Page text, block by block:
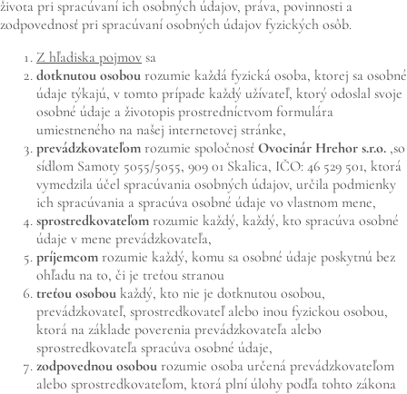
života pri spracúvaní ich osobných údajov, práva, povinnosti a
zodpovednosť pri spracúvaní osobných údajov fyzických osôb.
Z hľadiska pojmov sa
dotknutou osobou rozumie každá fyzická osoba, ktorej sa osobné
údaje týkajú, v tomto prípade každý užívateľ, ktorý odoslal svoje
osobné údaje a životopis prostredníctvom formulára
umiestneného na našej internetovej stránke,
prevádzkovateľom rozumie spoločnosť Ovocinár Hrehor s.r.o. ,so
sídlom Samoty 5055/5055, 909 01 Skalica, IČO: 46 529 501, ktorá
vymedzila účel spracúvania osobných údajov, určila podmienky
ich spracúvania a spracúva osobné údaje vo vlastnom mene,
sprostredkovateľom rozumie každý, každý, kto spracúva osobné
údaje v mene prevádzkovateľa,
príjemcom rozumie každý, komu sa osobné údaje poskytnú bez
ohľadu na to, či je treťou stranou
treťou osobou každý, kto nie je dotknutou osobou,
prevádzkovateľ, sprostredkovateľ alebo inou fyzickou osobou,
ktorá na základe poverenia prevádzkovateľa alebo
sprostredkovateľa spracúva osobné údaje,
zodpovednou osobou rozumie osoba určená prevádzkovateľom
alebo sprostredkovateľom, ktorá plní úlohy podľa tohto zákona